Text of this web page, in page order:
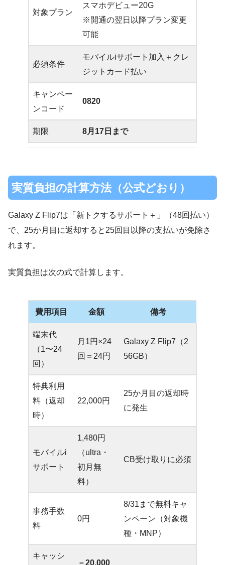
対象プラン
スマホデビュー20G
※開通の翌日以降プラン変更
可能
必須条件
モバイルiサポート加入＋クレ
ジットカード払い
キャンペー
ンコード
0820
期限 8月17日まで
実質負担の計算方法（公式どおり）
Galaxy Z Flip7は「新トクするサポート＋」（48回払い）
で、25か月目に返却すると25回目以降の支払いが免除さ
れます。
実質負担は次の式で計算します。
費用項目 金額 備考
端末代
（1〜24
回）
月1円×24
回＝24円
Galaxy Z Flip7（2
56GB）
特典利用
料（返却
時）
22,000円
25か月目の返却時
に発生
モバイルi
サポート
1,480円
（ultra・
初月無
料）
CB受け取りに必須
事務手数
料
0円
8/31まで無料キャ
ンペーン（対象機
種・MNP）
キャッシ
－20,000